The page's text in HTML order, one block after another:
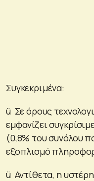
Συγκεκριμένα:
ü Σε όρους
εμφανίζει
(0,8% του συνόλου
εξοπλισμό
ü Αντίθετα, η